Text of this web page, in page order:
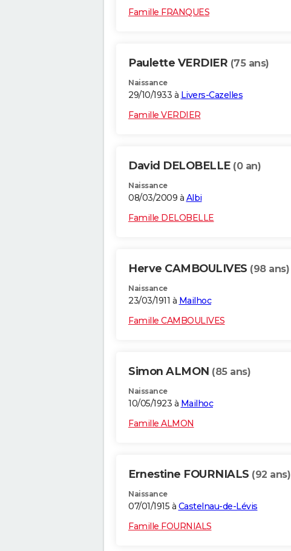
Famille FRANQUES
Paulette VERDIER (75 ans)
Naissance
29/10/1933 à Livers-Cazelles
Famille VERDIER
David DELOBELLE (0 an)
Naissance
08/03/2009 à Albi
Famille DELOBELLE
Herve CAMBOULIVES (98 ans)
Naissance
23/03/1911 à Mailhoc
Famille CAMBOULIVES
Simon ALMON (85 ans)
Naissance
10/05/1923 à Mailhoc
Famille ALMON
Ernestine FOURNIALS (92 ans)
Naissance
07/01/1915 à Castelnau-de-Lévis
Famille FOURNIALS